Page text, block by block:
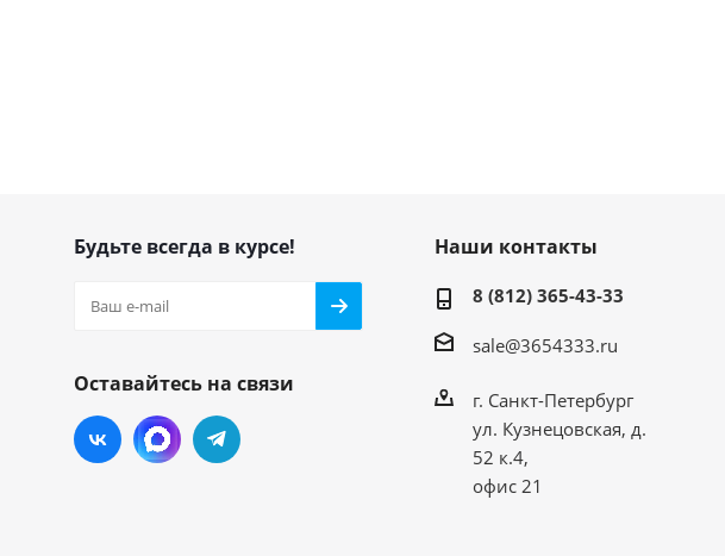
Будьте всегда в курсе!
Оставайтесь на связи
Наши контакты
8 (812) 365-43-33
sale@3654333.ru
г. Санкт-Петербург
ул. Кузнецовская, д.
52 к.4,
офис 21